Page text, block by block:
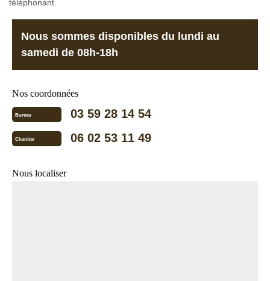
téléphonant.
Nous sommes disponibles du lundi au
samedi de 08h-18h
Nos coordonnées
Bureau 03 59 28 14 54
Chantier 06 02 53 11 49
Nous localiser